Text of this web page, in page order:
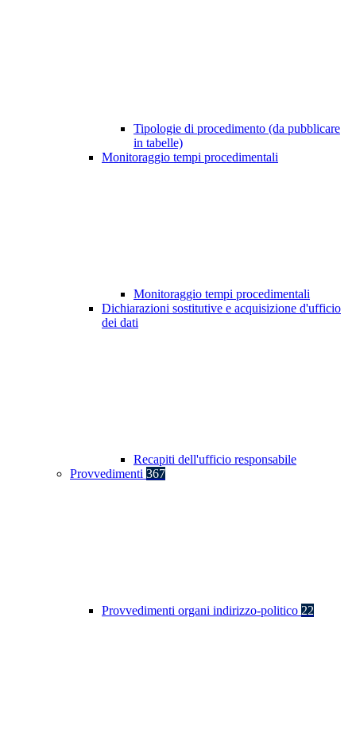
Tipologie di procedimento (da pubblicare
in tabelle)
Monitoraggio tempi procedimentali
Monitoraggio tempi procedimentali
Dichiarazioni sostitutive e acquisizione d'ufficio
dei dati
Recapiti dell'ufficio responsabile
Provvedimenti 367
Provvedimenti organi indirizzo-politico 22